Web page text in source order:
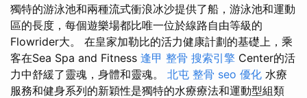
獨特的游泳池和兩種流式衝浪冰沙提供了船，游泳池和運動
區的長度，每個遊樂場都比唯一位於線路自由等級的
Flowrider大。 在皇家加勒比的活力健康計劃的基礎上，乘
客在Sea Spa and Fitness 逢甲 整骨 搜索引擎 Center的活
力中舒緩了靈魂，身體和靈魂。 北屯 整骨 seo 優化 水療
服務和健身系列的新穎性是獨特的水療療法和運動型組類